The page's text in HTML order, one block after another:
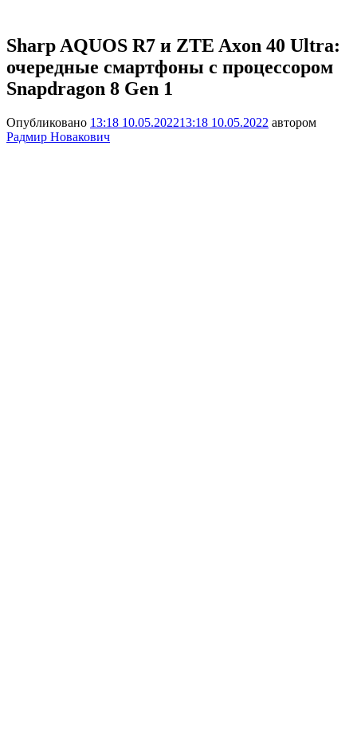
Sharp AQUOS R7 и ZTE Axon 40 Ultra:
очередные смартфоны с процессором
Snapdragon 8 Gen 1
Опубликовано 13:18 10.05.202213:18 10.05.2022 автором
Радмир Новакович